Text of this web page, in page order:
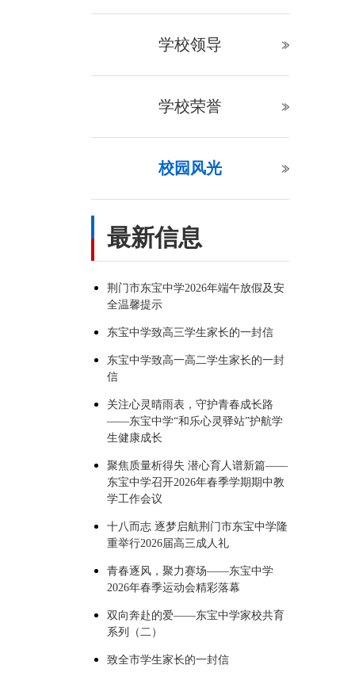
学校领导
学校荣誉
校园风光
最新信息
荆门市东宝中学2026年端午放假及安
全温馨提示
东宝中学致高三学生家长的一封信
东宝中学致高一高二学生家长的一封
信
关注心灵晴雨表，守护青春成长路
——东宝中学“和乐心灵驿站”护航学
生健康成长
聚焦质量析得失 潜心育人谱新篇——
东宝中学召开2026年春季学期期中教
学工作会议
十八而志 逐梦启航荆门市东宝中学隆
重举行2026届高三成人礼
青春逐风，聚力赛场——东宝中学
2026年春季运动会精彩落幕
双向奔赴的爱——东宝中学家校共育
系列（二）
致全市学生家长的一封信